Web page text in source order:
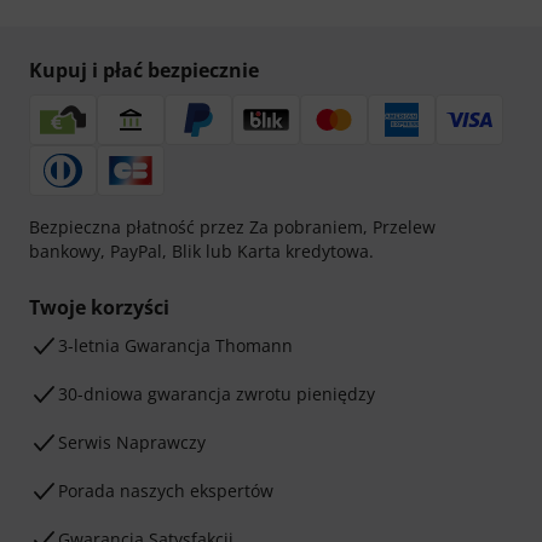
Kupuj i płać bezpiecznie
Bezpieczna płatność przez Za pobraniem, Przelew
bankowy, PayPal, Blik lub Karta kredytowa.
Twoje korzyści
3-letnia Gwarancja Thomann
30-dniowa gwarancja zwrotu pieniędzy
Serwis Naprawczy
Porada naszych ekspertów